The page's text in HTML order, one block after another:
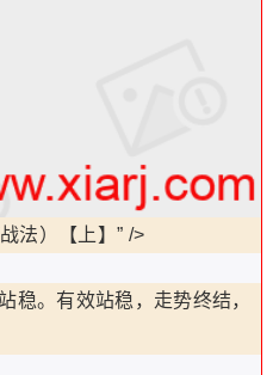
法）【上】” />
稳。有效站稳，走势终结，